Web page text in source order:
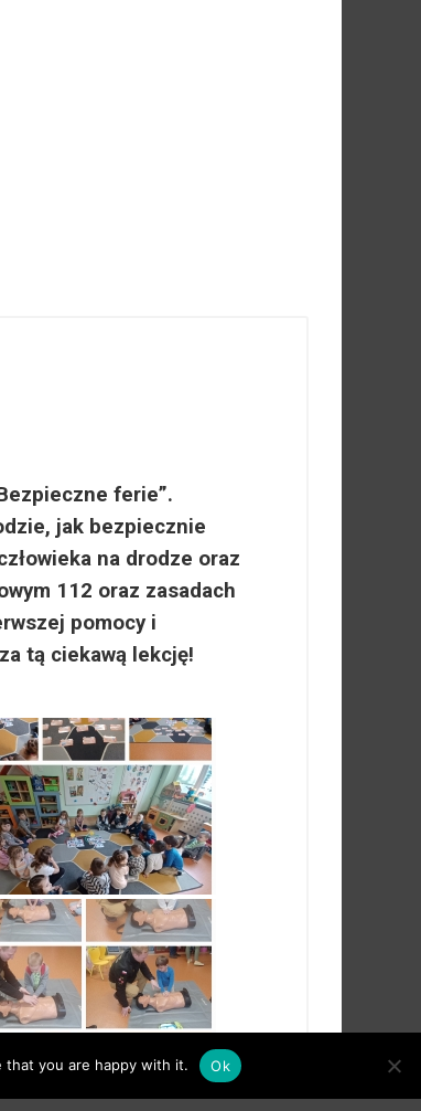
ferie”.
jak bezpiecznie
na drodze oraz
112 oraz zasadach
pomocy i
tą ciekawą lekcję!
you are happy with it. Ok